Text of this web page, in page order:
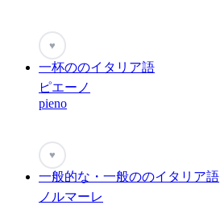
♥
一杯ののイタリア語
ピエーノ
pieno
♥
一般的な・一般ののイタリア語
ノルマーレ